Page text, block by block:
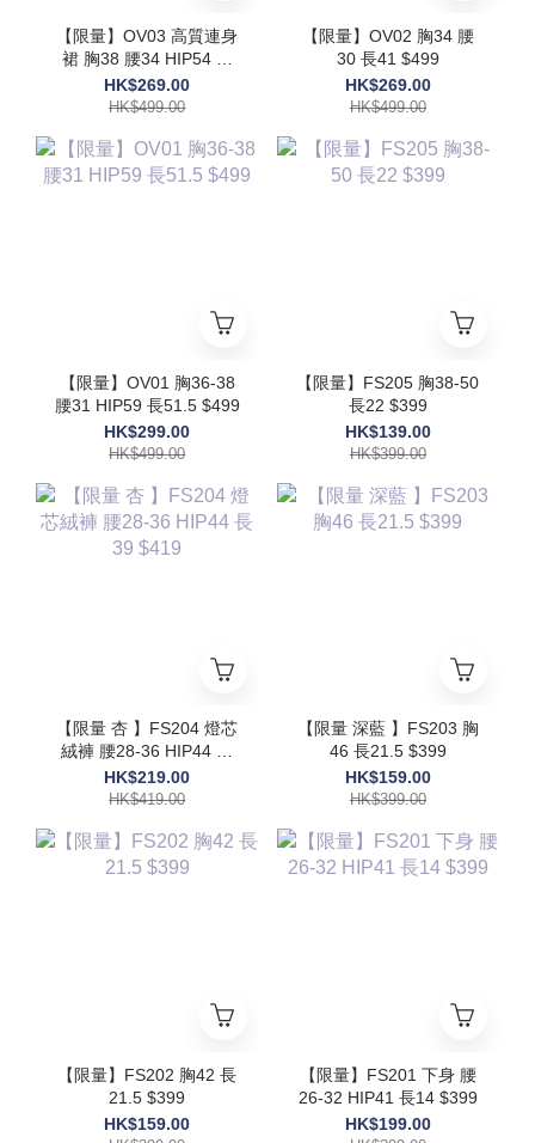
【限量】OV03 高質連身
裙 胸38 腰34 HIP54 長
48 $499
HK$269.00
HK$499.00
【限量】OV02 胸34 腰
30 長41 $499
HK$269.00
HK$499.00
【限量】OV01 胸36-38
腰31 HIP59 長51.5 $499
HK$299.00
HK$499.00
【限量】FS205 胸38-50
長22 $399
HK$139.00
HK$399.00
【限量 杏 】FS204 燈芯
絨褲 腰28-36 HIP44 長
39 $419
HK$219.00
HK$419.00
【限量 深藍 】FS203 胸
46 長21.5 $399
HK$159.00
HK$399.00
【限量】FS202 胸42 長
21.5 $399
HK$159.00
【限量】FS201 下身 腰
26-32 HIP41 長14 $399
HK$199.00